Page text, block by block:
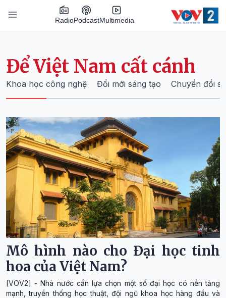
Nhảy đến nội dung
RadioPodcastMultimedia
Để Việt Nam cất cánh
Khoa học công nghệ Đổi mới sáng tạo Chuyển đổi số
Mô hình nào cho Đại học tinh
hoa của Việt Nam?
[VOV2] - Nhà nước cần lựa chọn một số đại học có nền tảng
mạnh, truyền thống học thuật, đội ngũ khoa học hàng đầu và